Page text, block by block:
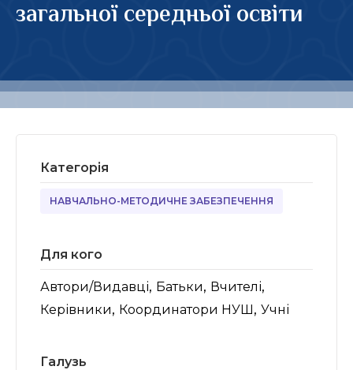
загальної середньої освіти
Категорія
НАВЧАЛЬНО-МЕТОДИЧНЕ ЗАБЕЗПЕЧЕННЯ
Для кого
Автори/Видавці, Батьки, Вчителі,
Керівники, Координатори НУШ, Учні
Галузь